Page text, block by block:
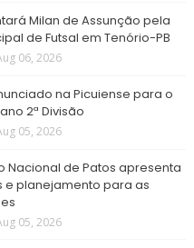
Milan de Assunção pela
de Futsal em Tenório-PB
06, 2026
na Picuiense para o
2ª Divisão
05, 2026
Nacional de Patos apresenta
planejamento para as
05, 2026